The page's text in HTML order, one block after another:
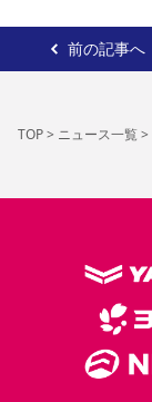
前の記事へ
TOP> ニュース一覧>